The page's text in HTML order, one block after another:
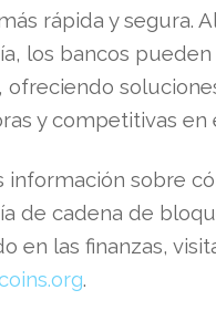
rápida y segura.
los bancos
ofreciendo
y competitivas en
información sobre
de cadena de
en las finanzas,
.